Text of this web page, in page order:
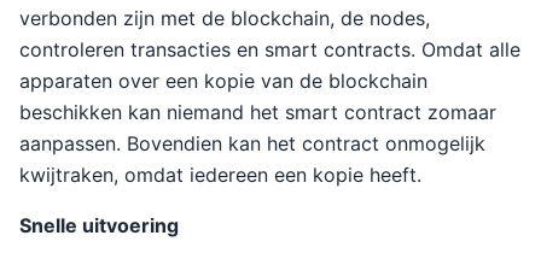
verbonden zijn met de blockchain, de nodes,
controleren transacties en smart contracts. Omdat alle
apparaten over een kopie van de blockchain
beschikken kan niemand het smart contract zomaar
aanpassen. Bovendien kan het contract onmogelijk
kwijtraken, omdat iedereen een kopie heeft.
Snelle uitvoering